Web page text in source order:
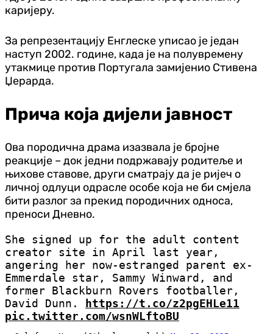
каријеру.
За репрезентацију Енглеске уписао је један
наступ 2002. године, када је на полувремену
утакмице против Португала замијенио Стивена
Џерарда.
Прича која дијели јавност
Ова породична драма изазвала је бројне
реакције – док једни подржавају родитеље и
њихове ставове, други сматрају да је ријеч о
личној одлуци одрасле особе која не би смјела
бити разлог за прекид породичних односа,
преноси Дневно.
She signed up for the adult content
creator site in April last year,
angering her now-estranged parent ex-
Emmerdale star, Sammy Winward, and
former Blackburn Rovers footballer,
David Dunn.
https://t.co/z2pgEHLe11
pic.twitter.com/wsnWLftoBU